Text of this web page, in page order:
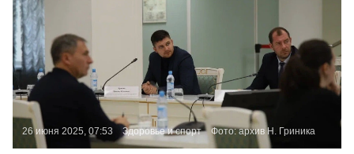
26 июня 2025, 07:53 Здоровье и спорт Фото:архив Н. Гриника